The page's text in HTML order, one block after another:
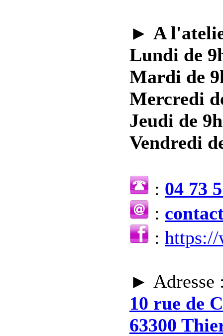
► A
Lundi de
Mardi de
Mercredi
Jeudi de
Vendredi
: 04 73
:
:
► Adresse
10 rue de
63300